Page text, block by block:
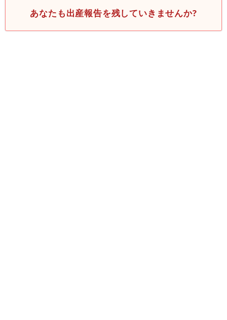
あなたも出産報告を残していきませんか?